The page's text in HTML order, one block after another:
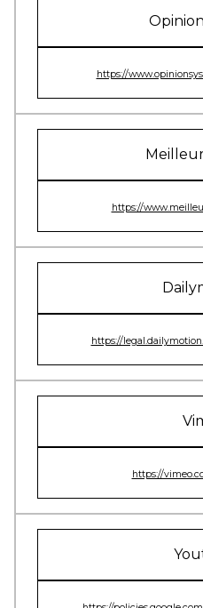
https://
https://
https://
https://